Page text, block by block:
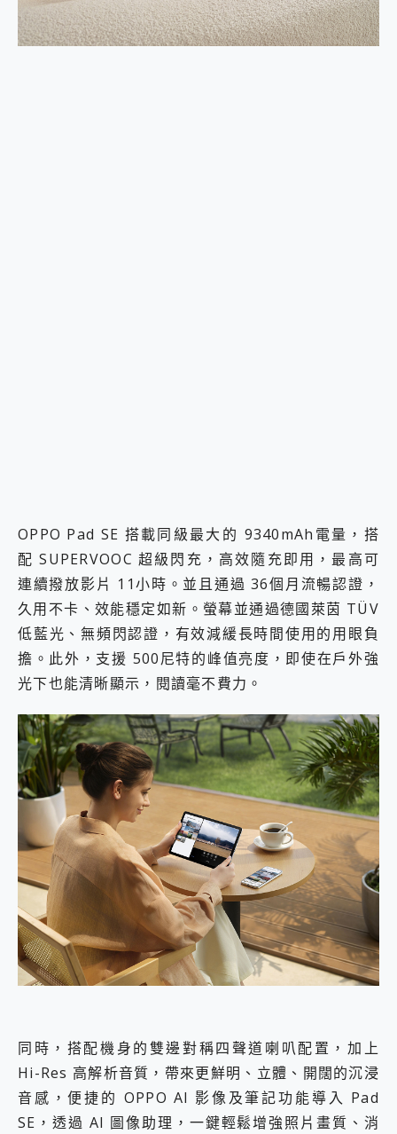
人像旗艦 vivo V30 系列 開箱 評測! 首搭蔡司光學鏡頭、攝影棚級柔光環、拍攝功能最好玩的美拍神機 vivo V30 Pro
多個願望一次滿足 超強散熱 微星 MSI Claw A1M-026TW 電競掌機 開箱 評測
一吸完美對位 擁有超強吸力與超好用的隱磁支架 O-ONE MAG 最會吸的行動電源 開箱 評測
OPPO Pad SE 搭載同級最大的 9340mAh電量，搭
配 SUPERVOOC 超級閃充，高效隨充即用，最高可
連續撥放影片 11小時。並且通過 36個月流暢認證，
久用不卡、效能穩定如新。螢幕並通過德國萊茵 TÜV
低藍光、無頻閃認證，有效減緩長時間使用的用眼負
擔。此外，支援 500尼特的峰值亮度，即使在戶外強
光下也能清晰顯示，閱讀毫不費力。
同時，搭配機身的雙邊對稱四聲道喇叭配置，加上
Hi-Res 高解析音質，帶來更鮮明、立體、開闊的沉浸
音感，便捷的 OPPO AI 影像及筆記功能導入 Pad
SE，透過 AI 圖像助理，一鍵輕鬆增強照片畫質、消